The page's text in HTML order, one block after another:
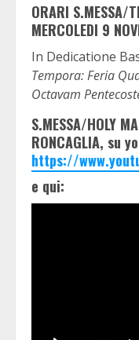
ORARI S.MESSA/
MERCOLEDI 9
In Dedicatione
Tempora: Feria
Octavam
S.MESSA/HOLY
RONCAGLIA, su
https://
e qui: